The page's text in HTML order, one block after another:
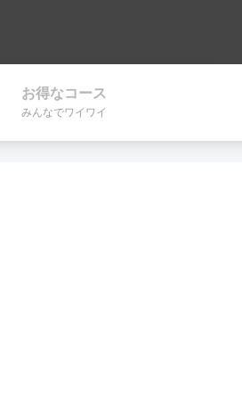
お得なコース
みんなでワイワイ